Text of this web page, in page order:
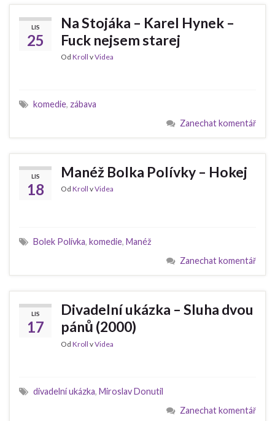
LIS
25
Na Stojáka – Karel Hynek –
Fuck nejsem starej
Od Kroll vVidea
komedie, zábava
Zanechat komentář
LIS
18
Manéž Bolka Polívky – Hokej
Od Kroll vVidea
Bolek Polívka, komedie, Manéž
Zanechat komentář
LIS
17
Divadelní ukázka – Sluha dvou
pánů (2000)
Od Kroll vVidea
divadelní ukázka, Miroslav Donutil
Zanechat komentář